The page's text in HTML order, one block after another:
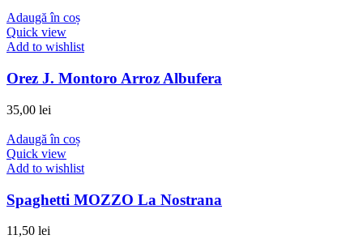
Adaugă în coș
Quick view
Add to wishlist
Orez J. Montoro Arroz Albufera
35,00 lei
Adaugă în coș
Quick view
Add to wishlist
Spaghetti MOZZO La Nostrana
11,50 lei